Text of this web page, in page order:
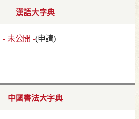
漢語大字典
- 未公開 -(申請)
中國書法大字典